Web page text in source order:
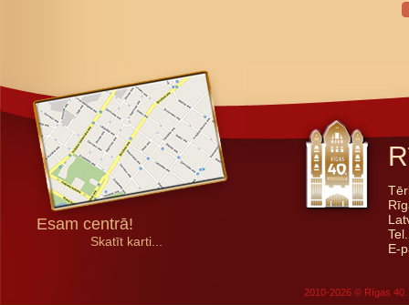
Esam centrā!
Skatīt karti...
E-
2010-2026 © Rīgas